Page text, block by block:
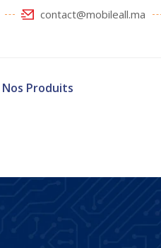
contact@mobileall.ma
Nos Produits